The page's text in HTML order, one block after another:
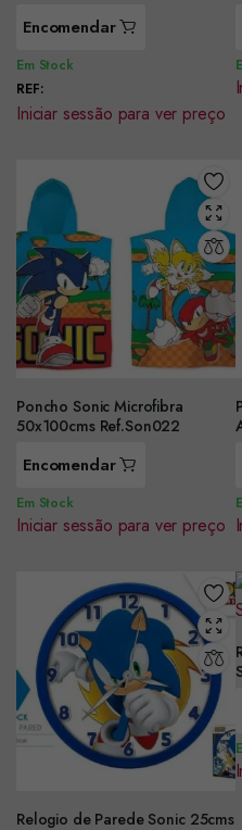
Encomendar
Em Stock
REF:
Iniciar sessão para ver preço
Poncho Sonic Microfibra
50x100cms Ref.Son022
Encomendar
Em Stock
Iniciar sessão para ver preço
Relogio de Parede Sonic 25cms